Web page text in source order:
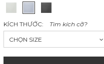
KÍCH THƯỚC: Tìm kích cỡ?
CHỌN SIZE